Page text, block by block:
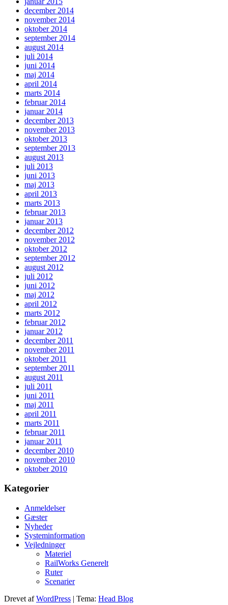
december 2014
november 2014
oktober 2014
september 2014
august 2014
juli 2014
juni 2014
maj 2014
april 2014
marts 2014
februar 2014
januar 2014
december 2013
november 2013
oktober 2013
september 2013
august 2013
juli 2013
juni 2013
maj 2013
april 2013
marts 2013
februar 2013
januar 2013
december 2012
november 2012
oktober 2012
september 2012
august 2012
juli 2012
juni 2012
maj 2012
april 2012
marts 2012
februar 2012
januar 2012
december 2011
november 2011
oktober 2011
september 2011
august 2011
juli 2011
juni 2011
maj 2011
april 2011
marts 2011
februar 2011
januar 2011
december 2010
november 2010
oktober 2010
Kategorier
Anmeldelser
Gæster
Nyheder
Systeminformation
Vejledninger
Materiel
RailWorks Generelt
Ruter
Scenarier
Drevet afWordPress | Tema: Head Blog